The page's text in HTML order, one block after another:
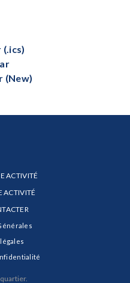
(New)
ACTIVITÉ
ACTIVITÉ